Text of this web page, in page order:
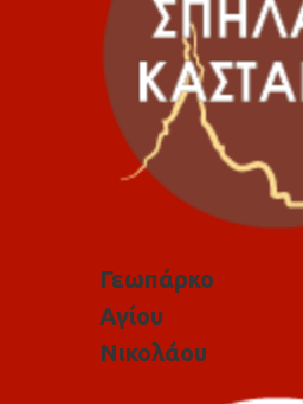
Γεωπάρκο
Αγίου
Νικολάου